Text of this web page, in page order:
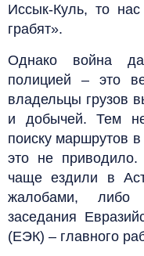
Иссык-Куль, то нас
грабят».
Однако война
полицией – это
владельцы грузов
и добычей. Тем
поиску маршрутов
это не приводило.
чаще ездили в
жалобами, либо
заседания
(ЕЭК) – главного